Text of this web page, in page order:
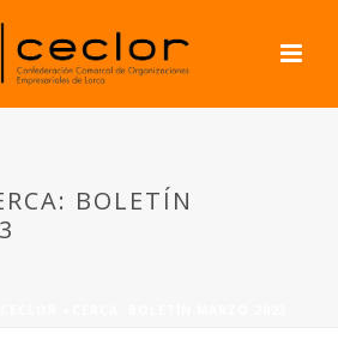
BOLETÍN